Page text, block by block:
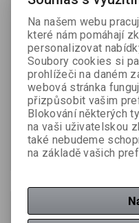
Ria Ultra Normal Plus
duopack dámské vložky -
18 ks
Katalogové číslo:711309
49,51 Kč (bez DPH:) 53
Koupit
Novinka
3,40
Na našem webu
které nám pomáhají
personalizovat
Soubory cookies si
prohlížeči na daném
webová stránka
přizpůsobit vašim
Blokování některých
na vaši uživatelskou
také nebudeme
na základě vašich